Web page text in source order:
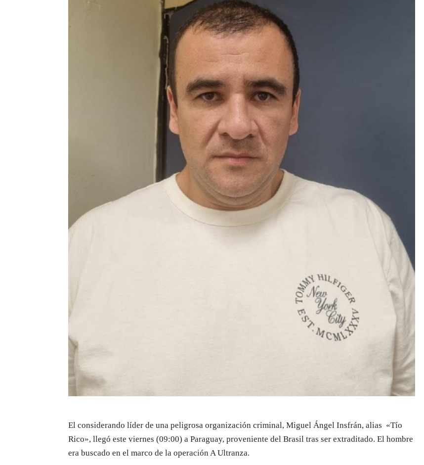
El considerando líder de una peligrosa organización criminal, Miguel Ángel Insfrán, alias «Tío
Rico», llegó este viernes (09:00) a Paraguay, proveniente del Brasil tras ser extraditado. El hombre
era buscado en el marco de la operación A Ultranza.